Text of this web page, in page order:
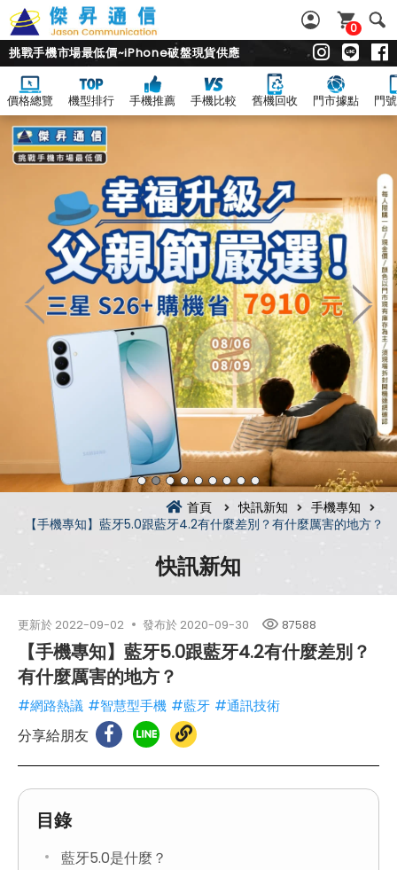
0
挑戰手機市場最低價~iPhone破盤現貨供應
價格總覽 機型排行 手機推薦 手機比較 舊機回收 門市據點 門
首頁 快訊新知
手機專知
【手機專知】藍牙5.0跟藍牙4.2有什麼差別？有什麼厲害的地方？
快訊新知
更新於 2022-09-02 發布於 2020-09-30 87588
【手機專知】藍牙5.0跟藍牙4.2有什麼差別？
有什麼厲害的地方？
#網路熱議 #智慧型手機 #藍牙 #通訊技術
分享給朋友
目錄
藍牙5.0是什麼？